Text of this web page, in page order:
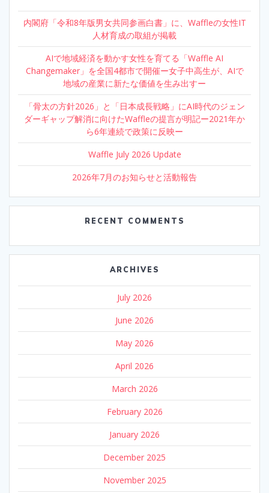
内閣府「令和8年版男女共同参画白書」に、Waffleの女性IT
人材育成の取組が掲載
AIで地域経済を動かす女性を育てる「Waffle AI
Changemaker」を全国4都市で開催ー女子中高生が、AIで
地域の産業に新たな価値を生み出すー
「骨太の方針2026」と「日本成長戦略」にAI時代のジェン
ダーギャップ解消に向けたWaffleの提言が明記ー2021年か
ら6年連続で政策に反映ー
Waffle July 2026 Update
2026年7月のお知らせと活動報告
RECENT COMMENTS
ARCHIVES
July 2026
June 2026
May 2026
April 2026
March 2026
February 2026
January 2026
December 2025
November 2025